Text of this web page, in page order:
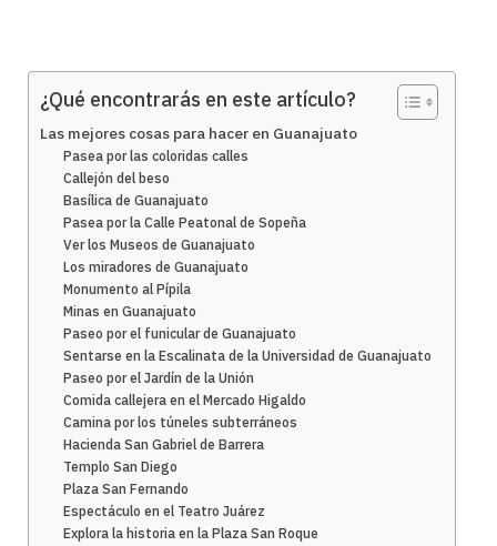
¿Qué encontrarás en este artículo?
Las mejores cosas para hacer en Guanajuato
Pasea por las coloridas calles
Callejón del beso
Basílica de Guanajuato
Pasea por la Calle Peatonal de Sopeña
Ver los Museos de Guanajuato
Los miradores de Guanajuato
Monumento al Pípila
Minas en Guanajuato
Paseo por el funicular de Guanajuato
Sentarse en la Escalinata de la Universidad de Guanajuato
Paseo por el Jardín de la Unión
Comida callejera en el Mercado Higaldo
Camina por los túneles subterráneos
Hacienda San Gabriel de Barrera
Templo San Diego
Plaza San Fernando
Espectáculo en el Teatro Juárez
Explora la historia en la Plaza San Roque